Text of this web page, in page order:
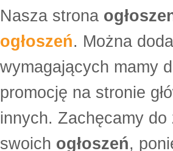
Nasza strona
ogłoszeń. Można
wymagających mamy
promocję na stronie
innych. Zachęcamy
swoich ogłoszeń,